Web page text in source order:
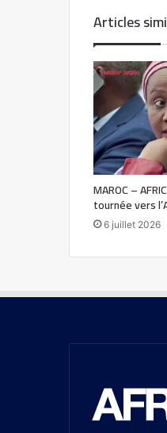
Articles
MAROC –
tournée vers
6 juillet 2026